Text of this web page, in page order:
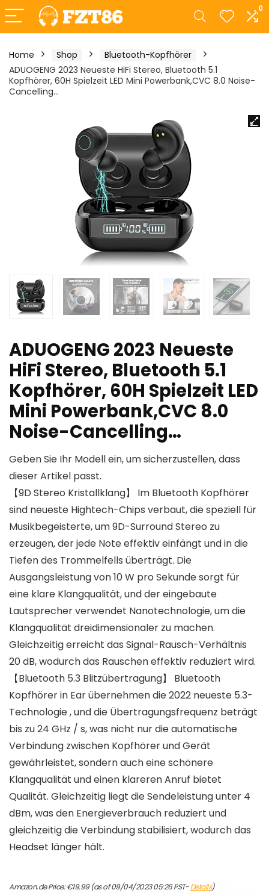
0
Home Shop
Bluetooth-Kopfhörer
ADUOGENG 2023 Neueste HiFi Stereo, Bluetooth 5.1
Kopfhörer, 60H Spielzeit LED Mini Powerbank,CVC 8.0 Noise-
Cancelling…
ADUOGENG 2023 Neueste
HiFi Stereo, Bluetooth 5.1
Kopfhörer, 60H Spielzeit LED
Mini Powerbank,CVC 8.0
Noise-Cancelling…
Geben Sie Ihr Modell ein, um sicherzustellen, dass
dieser Artikel passt.
【9D Stereo Kristallklang】 Im Bluetooth Kopfhörer
sind neueste Hightech-Chips verbaut, die speziell für
Musikbegeisterte, um 9D-Surround Stereo zu
erzeugen, der jede Note effektiv einfängt und in die
Tiefen des Trommelfells überträgt. Die
Ausgangsleistung von 10 W pro Sekunde sorgt für
eine klare Klangqualität, und der eingebaute
Lautsprecher verwendet Nanotechnologie, um die
Klangqualität dreidimensionaler zu machen.
Gleichzeitig erreicht das Signal-Rausch-Verhältnis
20 dB, wodurch das Rauschen effektiv reduziert wird.
【Bluetooth 5.3 Blitzübertragung】 Bluetooth
Kopfhörer in Ear übernehmen die 2022 neueste 5.3-
Technologie , und die Übertragungsfrequenz beträgt
bis zu 24 GHz / s, was nicht nur die automatische
Verbindung zwischen Kopfhörer und Gerät
gewährleistet, sondern auch eine schönere
Klangqualität und einen klareren Anruf bietet
Qualität. Gleichzeitig liegt die Sendeleistung unter 4
dBm, was den Energieverbrauch reduziert und
gleichzeitig die Verbindung stabilisiert, wodurch das
Headset länger hält.
Amazon.de Price:€19.99(as of 09/04/2023 05:26 PST-Details)